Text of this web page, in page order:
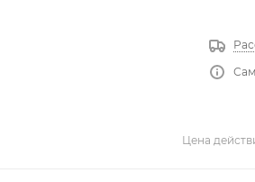
Цена